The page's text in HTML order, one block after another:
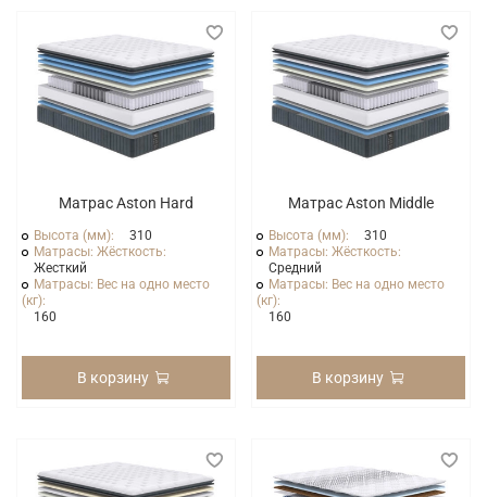
Матрас Aston Hard
Высота (мм):
310
Матрасы: Жёсткость:
Жесткий
Матрасы: Вес на одно место
(кг):
160
В корзину
Матрас Aston Middle
Высота (мм):
310
Матрасы: Жёсткость:
Средний
Матрасы: Вес на одно место
(кг):
160
В корзину